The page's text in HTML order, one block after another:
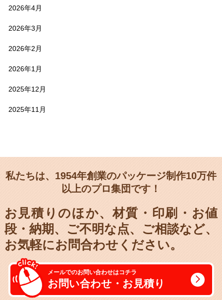
2026年4月
2026年3月
2026年2月
2026年1月
2025年12月
2025年11月
私たちは、1954年創業のパッケージ制作10万件
以上のプロ集団です！
お見積りのほか、材質・印刷・お値
段・納期、
ご不明な点、ご相談など、
お気軽にお問合わせください。
メールでのお問い合わせはコチラ
お問い合わせ・お見積り